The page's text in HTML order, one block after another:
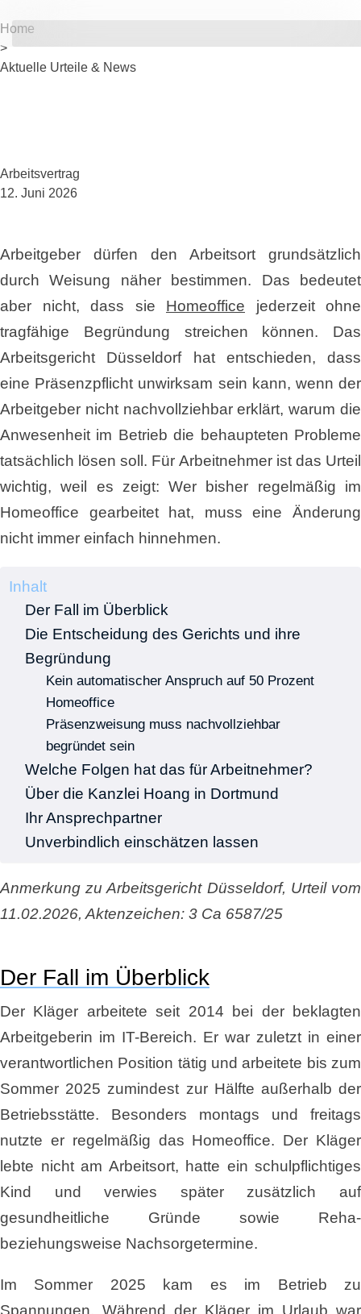
Home
>
Aktuelle Urteile & News
Arbeitsvertrag
12. Juni 2026
Arbeitgeber dürfen den Arbeitsort grundsätzlich
durch Weisung näher bestimmen. Das bedeutet
aber nicht, dass sie Homeoffice jederzeit ohne
tragfähige Begründung streichen können. Das
Arbeitsgericht Düsseldorf hat entschieden, dass
eine Präsenzpflicht unwirksam sein kann, wenn der
Arbeitgeber nicht nachvollziehbar erklärt, warum die
Anwesenheit im Betrieb die behaupteten Probleme
tatsächlich lösen soll. Für Arbeitnehmer ist das Urteil
wichtig, weil es zeigt: Wer bisher regelmäßig im
Homeoffice gearbeitet hat, muss eine Änderung
nicht immer einfach hinnehmen.
Inhalt
Der Fall im Überblick
Die Entscheidung des Gerichts und ihre
Begründung
Kein automatischer Anspruch auf 50 Prozent
Homeoffice
Präsenzweisung muss nachvollziehbar
begründet sein
Welche Folgen hat das für Arbeitnehmer?
Über die Kanzlei Hoang in Dortmund
Ihr Ansprechpartner
Unverbindlich einschätzen lassen
Anmerkung zu Arbeitsgericht Düsseldorf, Urteil vom
11.02.2026, Aktenzeichen: 3 Ca 6587/25
Der Fall im Überblick
Der Kläger arbeitete seit 2014 bei der beklagten
Arbeitgeberin im IT-Bereich. Er war zuletzt in einer
verantwortlichen Position tätig und arbeitete bis zum
Sommer 2025 zumindest zur Hälfte außerhalb der
Betriebsstätte. Besonders montags und freitags
nutzte er regelmäßig das Homeoffice. Der Kläger
lebte nicht am Arbeitsort, hatte ein schulpflichtiges
Kind und verwies später zusätzlich auf
gesundheitliche Gründe sowie Reha-
beziehungsweise Nachsorgetermine.
Im Sommer 2025 kam es im Betrieb zu